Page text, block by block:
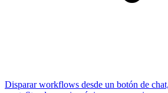
Disparar workflows desde un botón de